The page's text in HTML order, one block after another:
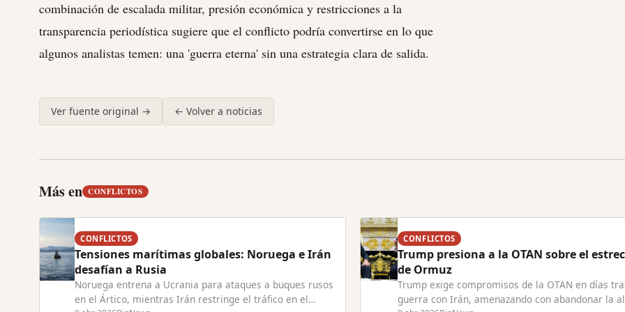
combinación de escalada militar, presión económica y restricciones a la
transparencia periodística sugiere que el conflicto podría convertirse en lo que
algunos analistas temen: una 'guerra eterna' sin una estrategia clara de salida.
Ver fuente original → ← Volver a noticias
Más en CONFLICTOS
CONFLICTOS
Tensiones marítimas globales: Noruega e Irán
desafían a Rusia
Noruega entrena a Ucrania para ataques a buques rusos
en el Ártico, mientras Irán restringe el tráfico en el
CONFLICTOS
Trump presiona a la OTAN sobre el
de Ormuz
Trump exige compromisos de la OTAN en días
guerra con Irán, amenazando con abandonar la